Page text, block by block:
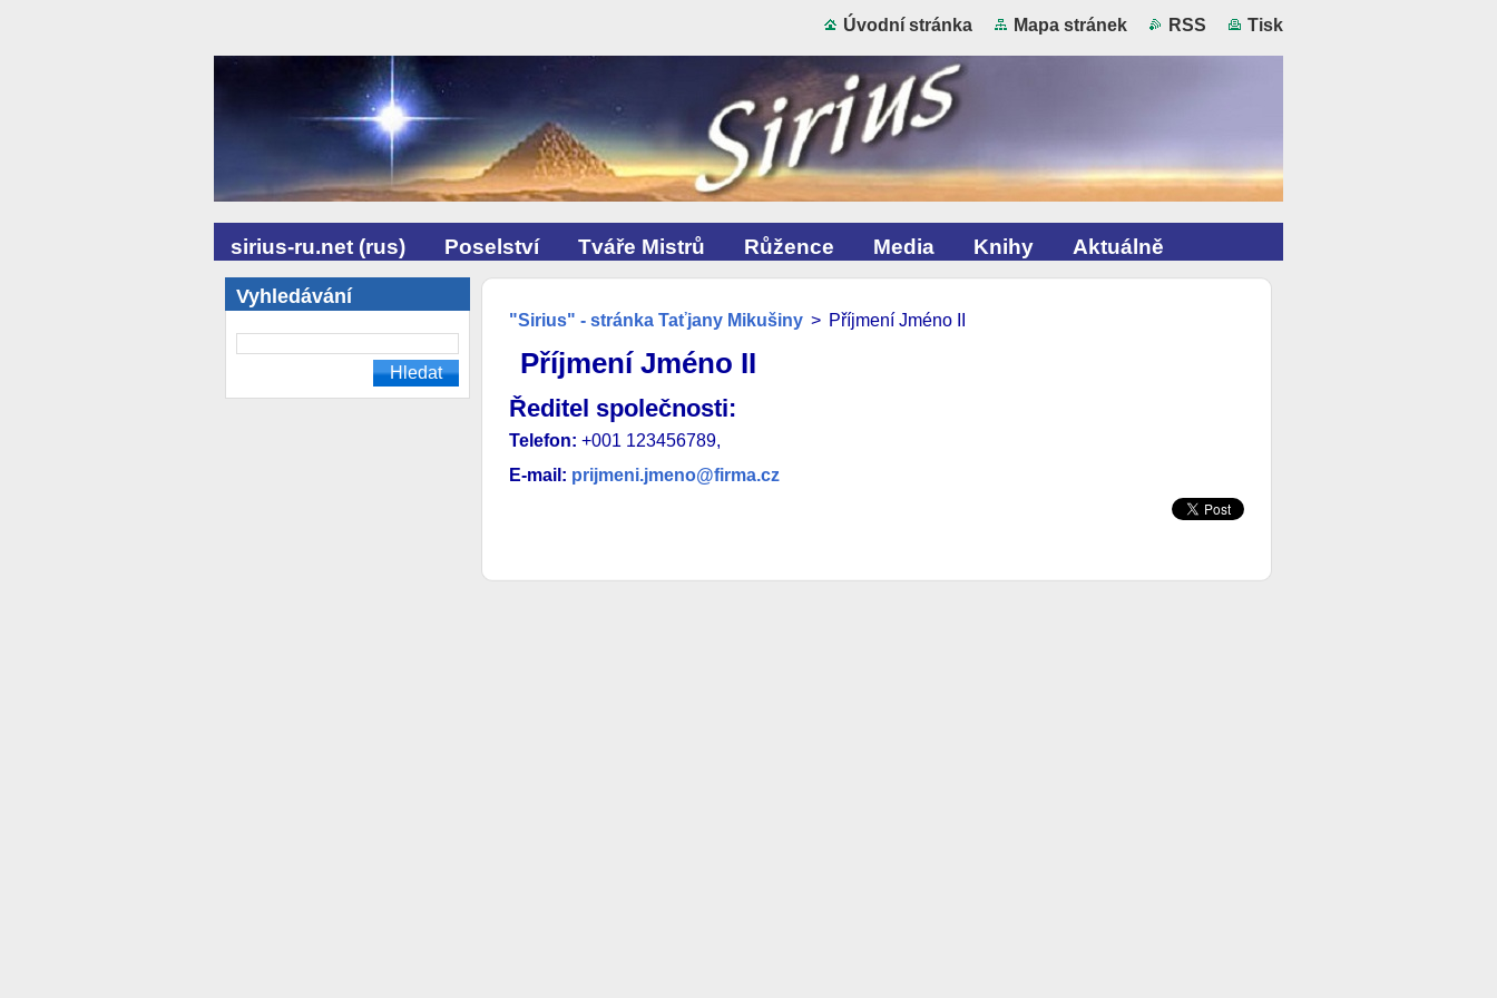
Úvodní stránka Mapa stránek RSS Tisk
sirius-ru.net (rus) Poselství Tváře Mistrů Růžence Media Knihy Aktuálně
Vyhledávání
"Sirius" - stránka Taťjany Mikušiny > Příjmení Jméno II
Příjmení Jméno II
Ředitel společnosti:
Telefon: +001 123456789,
E-mail: prijmeni.jmeno@firma.cz